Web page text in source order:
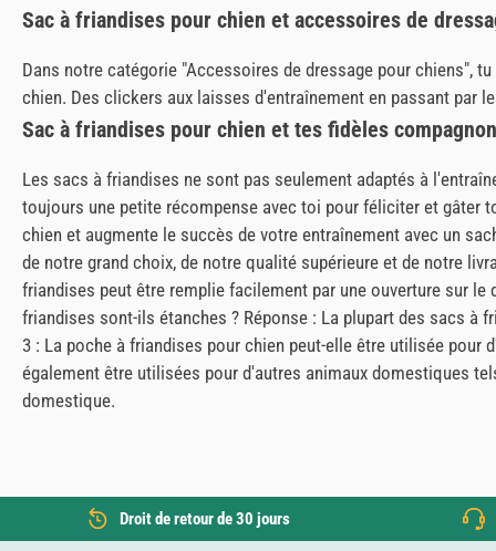
Sac à friandises pour chien et accessoires de
Dans notre catégorie "Accessoires de dressage pour chiens",
chien. Des clickers aux laisses d'entraînement en passant par
Sac à friandises pour chien et tes fidèles
Les sacs à friandises ne sont pas seulement adaptés à
toujours une petite récompense avec toi pour féliciter et gâter
chien et augmente le succès de votre entraînement avec un
de notre grand choix, de notre qualité supérieure et de notre
friandises peut être remplie facilement par une ouverture sur
friandises sont-ils étanches ? Réponse : La plupart des sacs
3 : La poche à friandises pour chien peut-elle être utilisée pour
également être utilisées pour d'autres animaux domestiques
domestique.
Droit de retour de 30 jours